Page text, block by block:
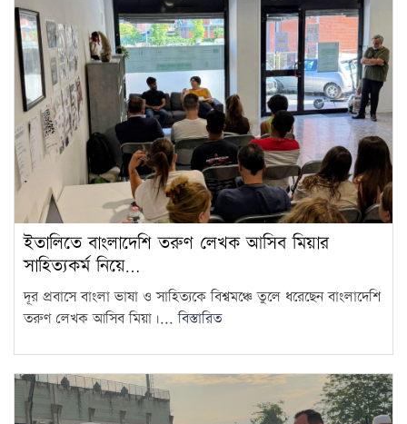
ইতালিতে বাংলাদেশি তরুণ লেখক আসিব মিয়ার
সাহিত্যকর্ম নিয়ে…
দূর প্রবাসে বাংলা ভাষা ও সাহিত্যকে বিশ্বমঞ্চে তুলে ধরেছেন বাংলাদেশি
তরুণ লেখক আসিব মিয়া।...বিস্তারিত